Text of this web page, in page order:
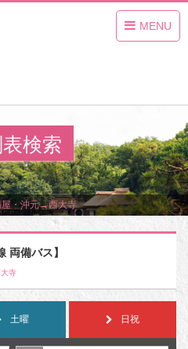
MENU
検索
・沖元→西大寺
両備バス】
寺
土曜 日祝